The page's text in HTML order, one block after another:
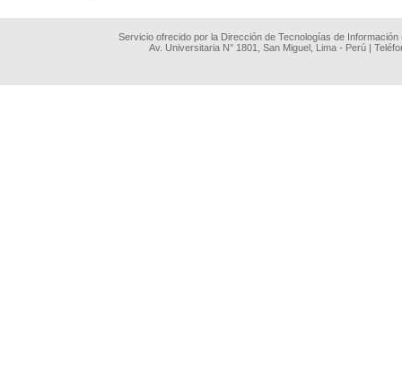
Servicio ofrecido por la Dirección de Tecnologías de
Av. Universitaria N° 1801, San Miguel, Lima - Perú |